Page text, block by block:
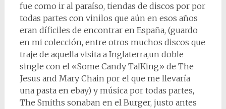
fue como ir al paraíso, tiendas de discos por por
todas partes con vinilos que aún en esos años
eran díficiles de encontrar en España, (guardo
en mi colección, entre otros muchos discos que
traje de aquella visita a Inglaterra,un doble
single con el «Some Candy TalKing» de The
Jesus and Mary Chain por el que me llevaría
una pasta en ebay) y música por todas partes,
The Smiths sonaban en el Burger, justo antes